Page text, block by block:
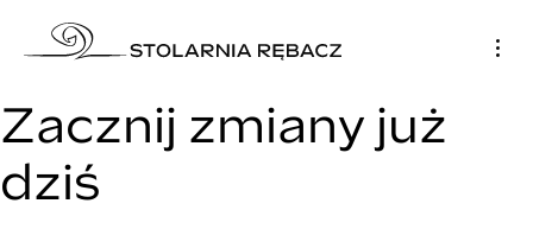
Zacznij zmiany już
dziś